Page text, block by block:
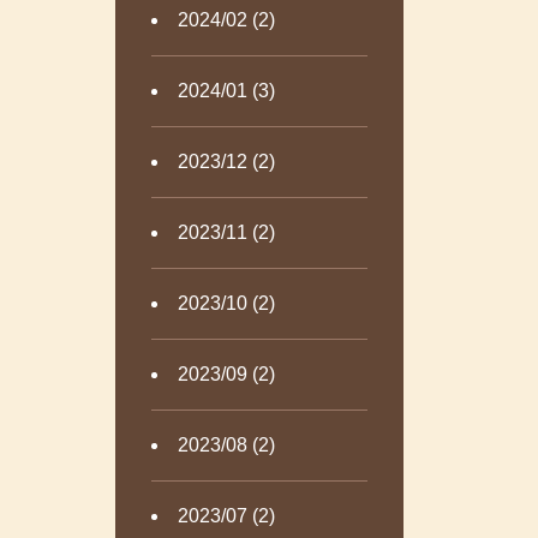
2024/02 (2)
2024/01 (3)
2023/12 (2)
2023/11 (2)
2023/10 (2)
2023/09 (2)
2023/08 (2)
2023/07 (2)